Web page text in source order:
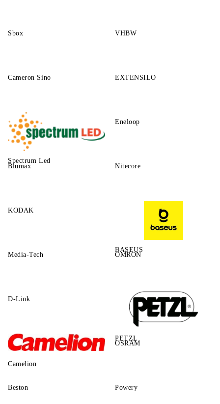
Sbox VHBW
Cameron Sino EXTENSILO
Spectrum Led
Eneloop
Blumax Nitecore
KODAK
BASEUS
Media-Tech OMRON
D-Link
PETZL
Camelion
OSRAM
Beston Powery